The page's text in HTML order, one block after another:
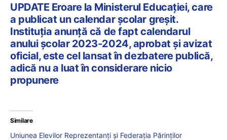
UPDATE Eroare la Ministerul Educației, care
a publicat un calendar școlar greșit.
Instituția anunță că de fapt calendarul
anului școlar 2023-2024, aprobat și avizat
oficial, este cel lansat în dezbatere publică,
adică nu a luat în considerare nicio
propunere
Similare
Uniunea Elevilor Reprezentanți și Federația Părinților